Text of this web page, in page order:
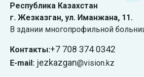
Республика Казахстан
г. Жезказган, ул. Иманжана, 11.
В здании многопрофильной
Контакты:+7 708 374 0342
E-mail: jezkazgan@vision.kz